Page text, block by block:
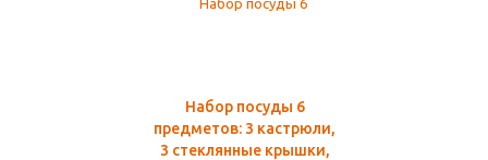
Набор посуды 6
предметов: 3 кастрюли,
3 стеклянные крышки,